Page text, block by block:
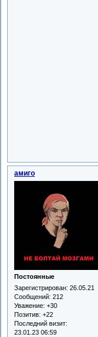
амиго
Постоянные
Зарегистрирован: 26.05.21
Сообщений: 212
Уважение: +30
Позитив: +22
Последний визит:
23.01.23 06:59